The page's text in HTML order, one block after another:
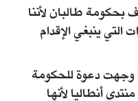
طالبان لأننا
التي ينبغي الإقدام
وجهت دعوة للحكومة
أنطاليا لأنها